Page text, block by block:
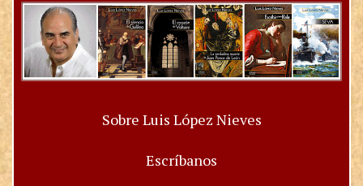
Sobre Luis López Nieves
Escríbanos